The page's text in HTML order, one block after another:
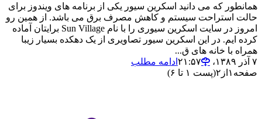
همانطور که می دانید اسکرین سیور یکی از برنامه های ویندوز برای
حالت استراحت سیستم و کاهش مصرف برق می باشد. از همین رو
امروز در سایت اسکرین سیوری را با نام Sun Village برایتان آماده
کرده ایم. در این اسکرین سیور تصاویری از یک دهکده بسیار زیبا
همراه با خانه های ق...
۷ آذر ۱۳۸۹،‏ ۲۱:۵۷
ادامه مطلب
صفحه ۱ از ۲(پست ۱ تا ۶)